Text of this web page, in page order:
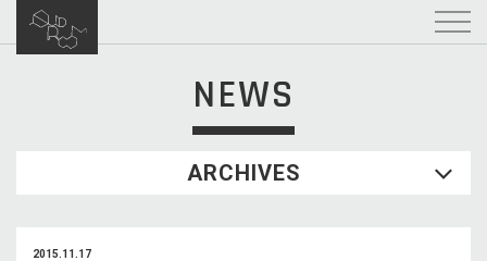
NEWS
ARCHIVES
2015.11.17